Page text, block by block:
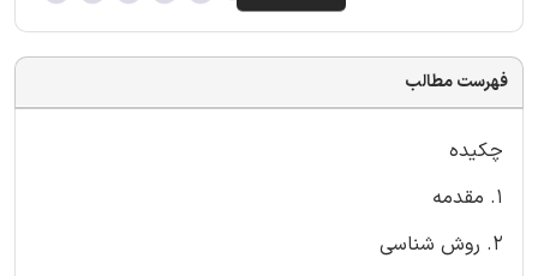
فهرست مطالب
چکیده
1. مقدمه
2. روش شناسی